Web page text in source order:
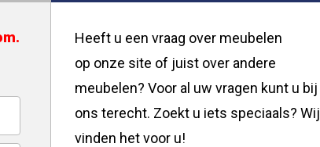
Heeft u een vraag over meubelen
op onze site of juist over andere
meubelen? Voor al uw vragen kunt u bij
ons terecht. Zoekt u iets speciaals? Wij
vinden het voor u!